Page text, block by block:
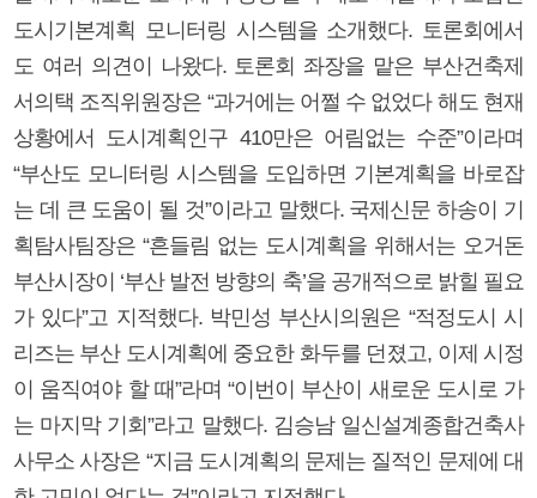
도시기본계획 모니터링 시스템을 소개했다. 토론회에서
도 여러 의견이 나왔다. 토론회 좌장을 맡은 부산건축제
서의택 조직위원장은 “과거에는 어쩔 수 없었다 해도 현재
상황에서 도시계획인구 410만은 어림없는 수준”이라며
“부산도 모니터링 시스템을 도입하면 기본계획을 바로잡
는 데 큰 도움이 될 것”이라고 말했다. 국제신문 하송이 기
획탐사팀장은 “흔들림 없는 도시계획을 위해서는 오거돈
부산시장이 ‘부산 발전 방향의 축’을 공개적으로 밝힐 필요
가 있다”고 지적했다. 박민성 부산시의원은 “적정도시 시
리즈는 부산 도시계획에 중요한 화두를 던졌고, 이제 시정
이 움직여야 할 때”라며 “이번이 부산이 새로운 도시로 가
는 마지막 기회”라고 말했다. 김승남 일신설계종합건축사
사무소 사장은 “지금 도시계획의 문제는 질적인 문제에 대